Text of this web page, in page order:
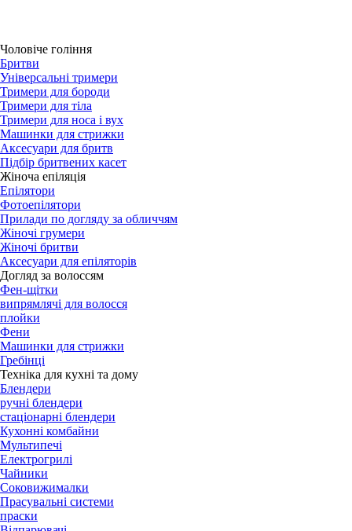
Чоловіче гоління
Бритви
Універсальні тримери
Тримери для бороди
Тримери для тіла
Тримери для носа і вух
Машинки для стрижки
Аксесуари для бритв
Підбір бритвених касет
Жіноча епіляція
Епілятори
Фотоепілятори
Прилади по догляду за обличчям
Жіночі грумери
Жіночі бритви
Аксесуари для епіляторів
Догляд за волоссям
Фен-щітки
випрямлячі для волосся
плойки
Фени
Машинки для стрижки
Гребінці
Техніка для кухні та дому
Блендери
ручні блендери
стаціонарні блендери
Кухонні комбайни
Мультипечі
Електрогрилі
Чайники
Соковижималки
Прасувальні системи
праски